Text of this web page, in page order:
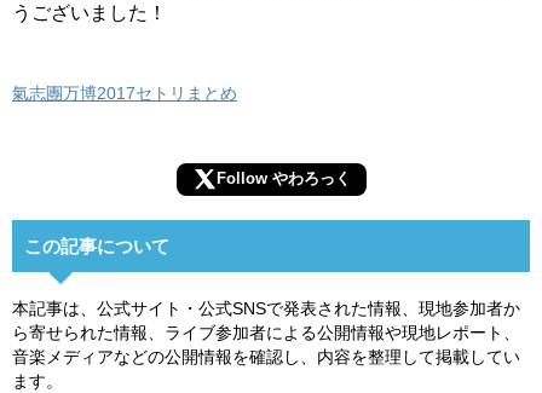
うございました！
氣志團万博2017セトリまとめ
Follow やわろっく
この記事について
本記事は、公式サイト・公式SNSで発表された情報、現地参加者か
ら寄せられた情報、ライブ参加者による公開情報や現地レポート、
音楽メディアなどの公開情報を確認し、内容を整理して掲載してい
ます。